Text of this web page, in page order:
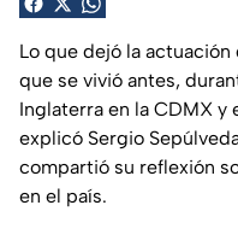
Lo que dejó la
que se vivió antes,
Inglaterra en la CDMX y
explicó Sergio
compartió su reflexión
en el país.